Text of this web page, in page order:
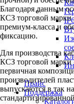
Прайс
Поддержка
Благодаря данным
КСЗ торговой марки
премиум-класса и
фиксацию.
Для производства
КСЗ торговой марки
первичная
производителей
выпускаются в так